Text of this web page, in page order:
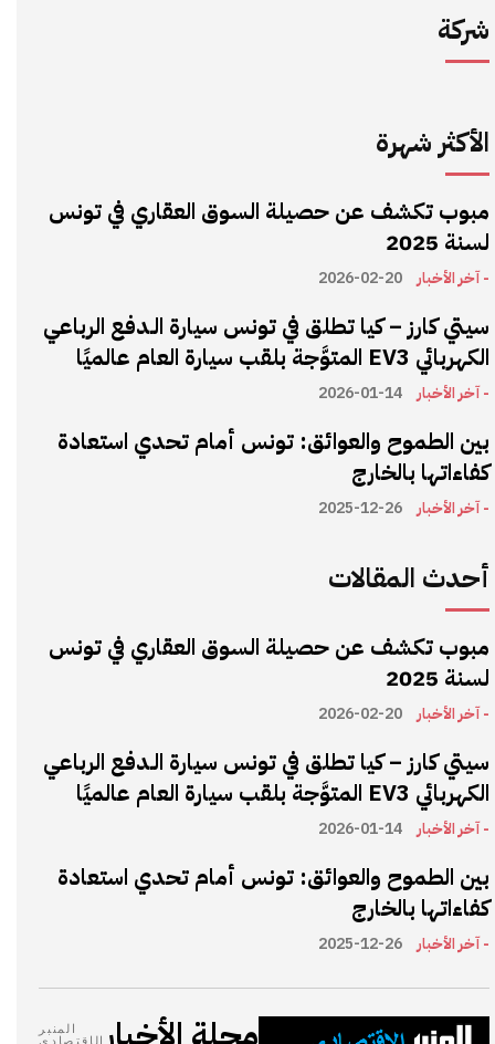
شركة
الأكثر شهرة
مبوب تكشف عن حصيلة السوق العقاري في تونس
لسنة 2025
- آخر الأخبار 2026-02-20
سيتي كارز – كيا تطلق في تونس سيارة الـدفع الرباعي
الكهربائي EV3 المتوَّجة بلقب سيارة العام عالميًا
- آخر الأخبار 2026-01-14
بين الطموح والعوائق: تونس أمام تحدي استعادة
كفاءاتها بالخارج
- آخر الأخبار 2025-12-26
أحدث المقالات
مبوب تكشف عن حصيلة السوق العقاري في تونس
لسنة 2025
- آخر الأخبار 2026-02-20
سيتي كارز – كيا تطلق في تونس سيارة الـدفع الرباعي
الكهربائي EV3 المتوَّجة بلقب سيارة العام عالميًا
- آخر الأخبار 2026-01-14
بين الطموح والعوائق: تونس أمام تحدي استعادة
كفاءاتها بالخارج
- آخر الأخبار 2025-12-26
المنبر
الإقتصادي